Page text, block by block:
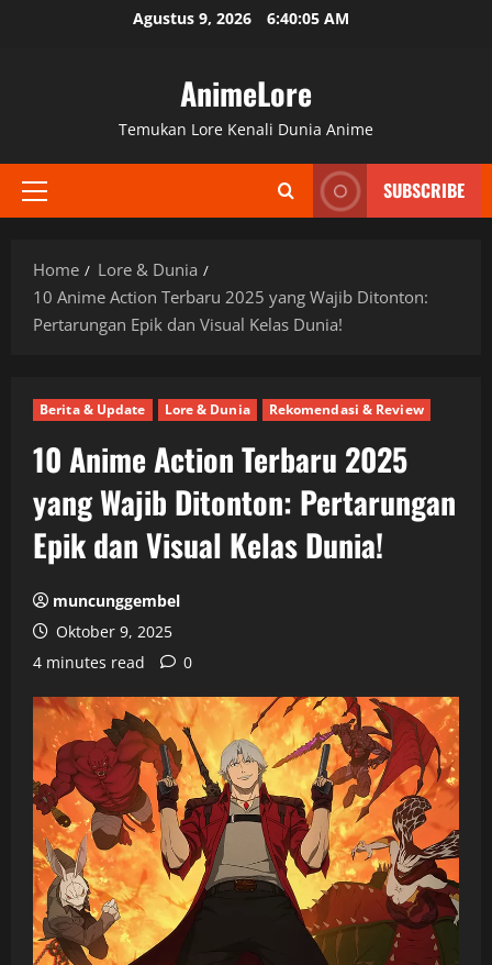
Agustus 9, 2026 6:40:06 AM
AnimeLore
Temukan Lore Kenali Dunia Anime
Primary
SUBSCRIBE
Home
Lore & Dunia
10 Anime Action Terbaru 2025 yang Wajib Ditonton:
Pertarungan Epik dan Visual Kelas Dunia!
Berita & Update Lore & Dunia Rekomendasi & Review
10 Anime Action Terbaru 2025
yang Wajib Ditonton: Pertarungan
Epik dan Visual Kelas Dunia!
muncunggembel
Oktober 9, 2025
4 minutes read
0